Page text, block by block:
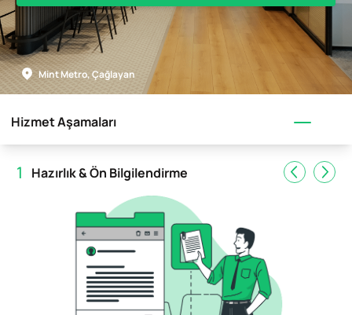
Mint Metro, Çağlayan
Hizmet Aşamaları
1 Hazırlık & Ön Bilgilendirme